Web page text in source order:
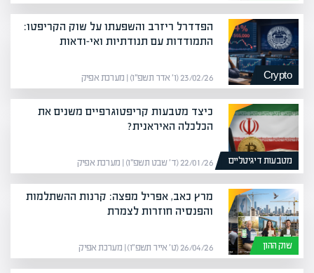
Crypto
הפדדרל ריזרב והשפעתו על שוק הקריפטו:
התמודדות עם תנודתיות ואי-ודאות
23/02/26 (ו׳ אדר תשפ״ו) | מערכת אפיק
מטבעות דיגיטליים
כיצד מטבעות קריפטוגרפיים משנים את
הכלכלה האיראנית?
22/01/26 (ד׳ שבט תשפ״ו) | מערכת אפיק
שוק ההון
מרץ כאב, אפריל מפצה: קרנות ההשתלמות
והפנסיה חוזרות לצמרת
26/04/26 (ט׳ אייר תשפ״ו) | מערכת אפיק